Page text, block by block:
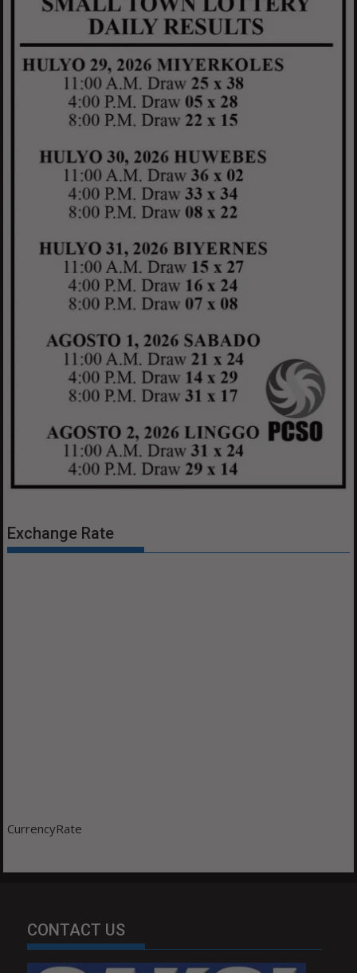
Exchange Rate
CurrencyRate
CONTACT US